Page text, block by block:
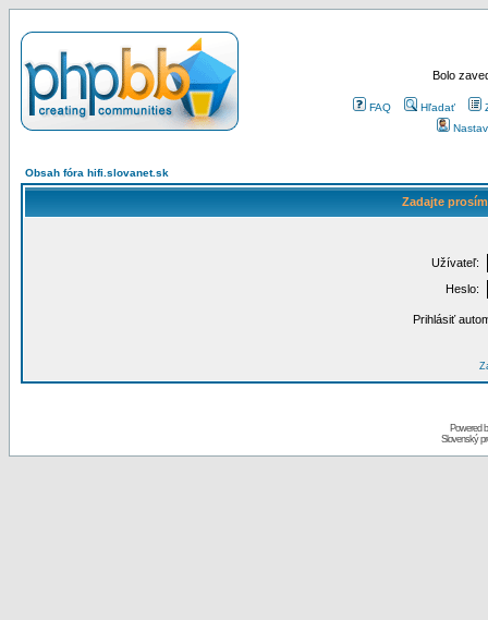
Bolo
FAQ Hľadať
Obsah fóra hifi.slovanet.sk
Zadajte
Užívateľ:
Heslo:
Prihlásiť
Powered
Slovenský